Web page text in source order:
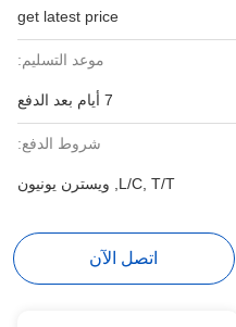
get latest price
موعد التسليم:
شروط الدفع:
L/C, T/T, ويسترن يونيون
اتصل الآن